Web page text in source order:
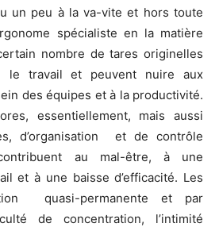
un peu à la va-vite et hors toute
spécialiste en la matière
nombre de tares originelles
le travail et peuvent nuire aux
des équipes et à la productivité.
essentiellement, mais aussi
d’organisation et de contrôle
au mal-être, à une
et à une baisse d’efficacité. Les
quasi-permanente et par
de concentration, l’intimité